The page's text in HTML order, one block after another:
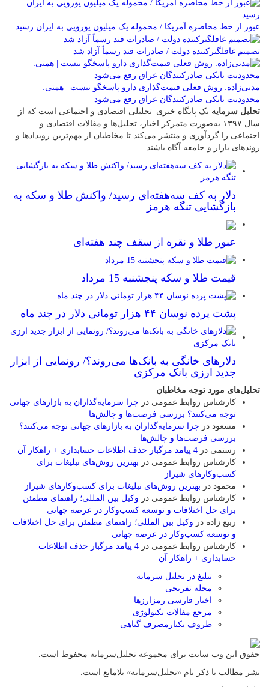
عبور از خط محاصره آمریکا / محموله یک میلیون یورویی به ایران رسید
تصمیم غافلگیرکننده دولت / صادرات قند رسماً آزاد شد
مدنی‌زاده: روش فعلی قیمت‌گذاری دارو پاسخگو نیست | همتی:
محدودیت بانکی صادرکنندگان عراق رفع می‌شود
تحلیل سرمایه یک پایگاه خبری–تحلیلی اقتصادی و اجتماعی است که از
سال ۱۳۹۷ به‌صورت متمرکز اخبار، تحلیل‌ها و مقالات اقتصادی و
اجتماعی را گردآوری و منتشر می‌کند تا مخاطبان از مهم‌ترین رویدادها و
روندهای بازار و جامعه آگاه باشند.
دلار به کف سه‌هفته‌ای رسید/ واکنش طلا و سکه به
بازگشایی تنگه هرمز
عبور طلا و نقره از سقف چند هفته‌ای
قیمت طلا و سکه پنجشنبه 15 مرداد
پشت پرده نوسان ۴۴ هزار تومانی دلار در چند ماه
دلارهای خانگی به بانک‌ها می‌روند؟/ رونمایی از ابزار
جدید ارزی بانک مرکزی
تحلیل‌های مورد توجه مخاطبان
کارشناس روابط عمومی در چرا سرمایه‌گذاران به بازارهای جهانی
توجه می‌کنند؟ بررسی فرصت‌ها و چالش‌ها
مسعود در چرا سرمایه‌گذاران به بازارهای جهانی توجه می‌کنند؟
بررسی فرصت‌ها و چالش‌ها
رستمی در 4 پیامد مرگبار حذف اطلاعات حسابداری + راهکار آن
کارشناس روابط عمومی در بهترین روش‌های تبلیغات برای
کسب‌وکارهای شیراز
محمود در بهترین روش‌های تبلیغات برای کسب‌وکارهای شیراز
کارشناس روابط عمومی در وکیل بین المللی؛ راهنمای مطمئن
برای حل اختلافات و توسعه کسب‌وکار در عرصه جهانی
ربیع زاده در وکیل بین المللی؛ راهنمای مطمئن برای حل اختلافات
و توسعه کسب‌وکار در عرصه جهانی
کارشناس روابط عمومی در
4 پیامد مرگبار حذف اطلاعات
حسابداری + راهکار آن
تبلیغ در تحلیل سرمایه
مجله تفریحی
اخبار فارسی رمزارزها
مرجع مقالات تکنولوژی
ظروف یکبارمصرف گیاهی
حقوق این وب سایت برای مجموعه تحلیل‌سرمایه محفوظ است.
نشر مطالب با ذکر نام «تحلیل‌سرمایه» بلامانع است.